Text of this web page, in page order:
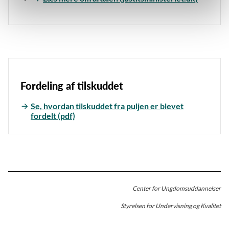
Fordeling af tilskuddet
Se, hvordan tilskuddet fra puljen er blevet
fordelt (pdf)
Center for Ungdomsuddannelser
Styrelsen for Undervisning og Kvalitet